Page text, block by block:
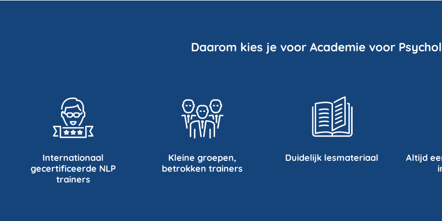
Daarom kies je voor Academie voor
Internationaal
gecertificeerde NLP
trainers
Kleine groepen,
betrokken trainers
Duidelijk lesmateriaal
Altijd